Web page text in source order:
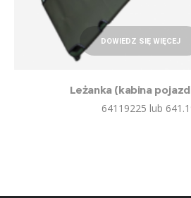
DOWIEDZ SIĘ WIĘCEJ
Leżanka (kabina
64119225 lub